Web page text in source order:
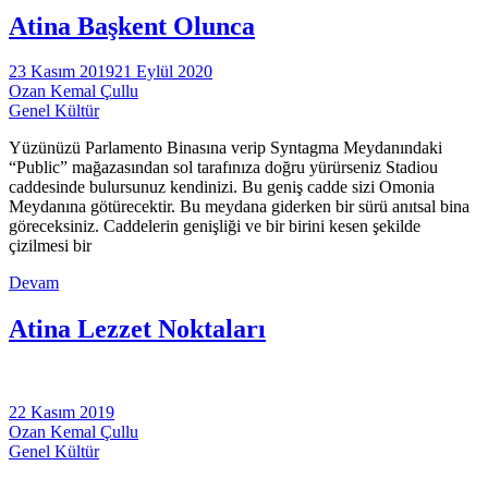
Atina Başkent Olunca
23 Kasım 201921 Eylül 2020
Ozan Kemal Çullu
Genel Kültür
Yüzünüzü Parlamento Binasına verip Syntagma Meydanındaki
“Public” mağazasından sol tarafınıza doğru yürürseniz Stadiou
caddesinde bulursunuz kendinizi. Bu geniş cadde sizi Omonia
Meydanına götürecektir. Bu meydana giderken bir sürü anıtsal bina
göreceksiniz. Caddelerin genişliği ve bir birini kesen şekilde
çizilmesi bir
Devam
Atina Lezzet Noktaları
22 Kasım 2019
Ozan Kemal Çullu
Genel Kültür